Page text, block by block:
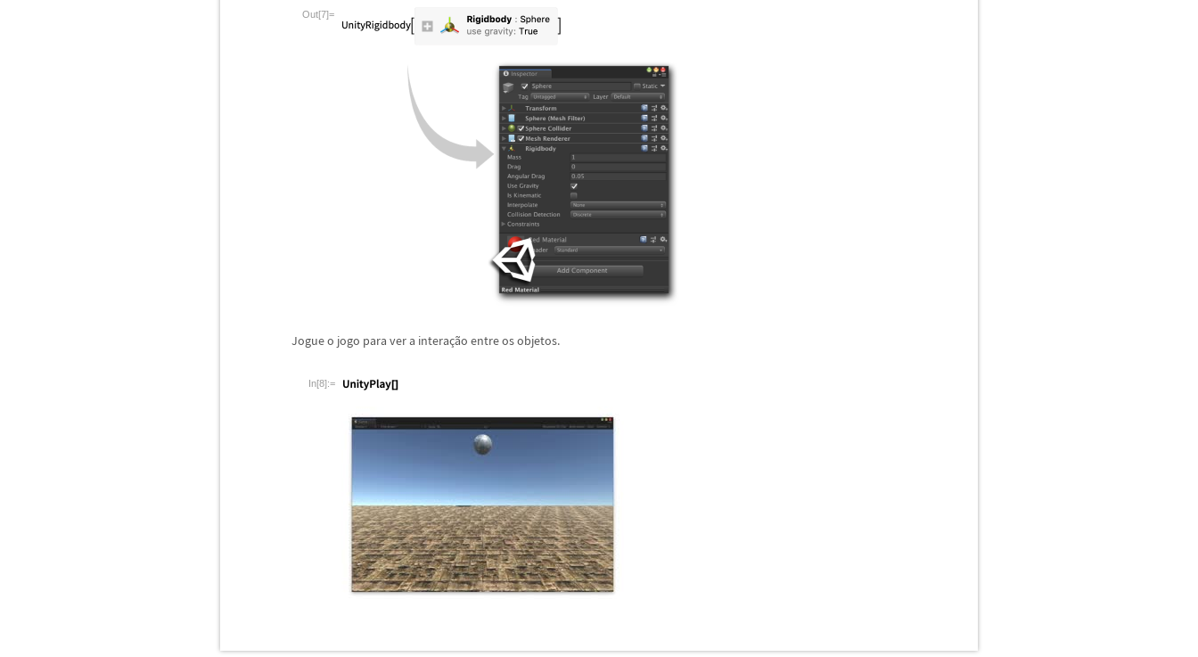
Out[7]=
Jogue o jogo para ver a interação entre os objetos.
In[8]:=